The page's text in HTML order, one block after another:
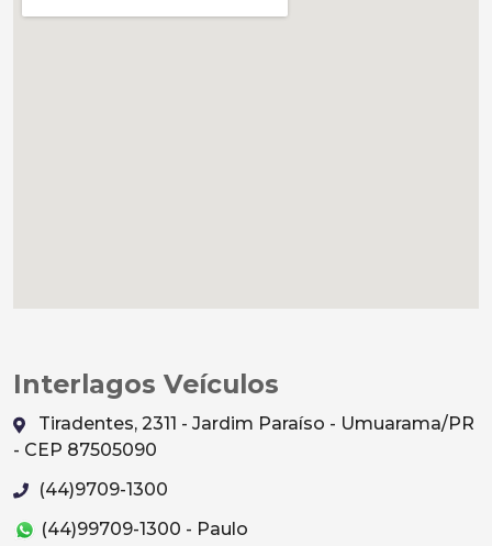
Interlagos Veículos
Tiradentes, 2311 - Jardim Paraíso - Umuarama/PR
- CEP 87505090
(44)9709-1300
(44)99709-1300 - Paulo